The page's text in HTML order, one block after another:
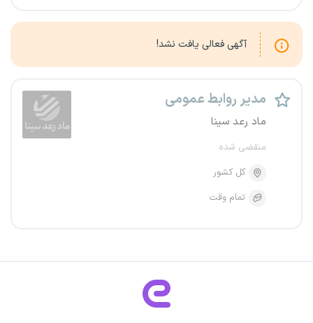
آگهی فعالی یافت نشد!
مدیر روابط عمومی
ماد رعد سینا
منقضی شده
کل کشور
تمام وقت